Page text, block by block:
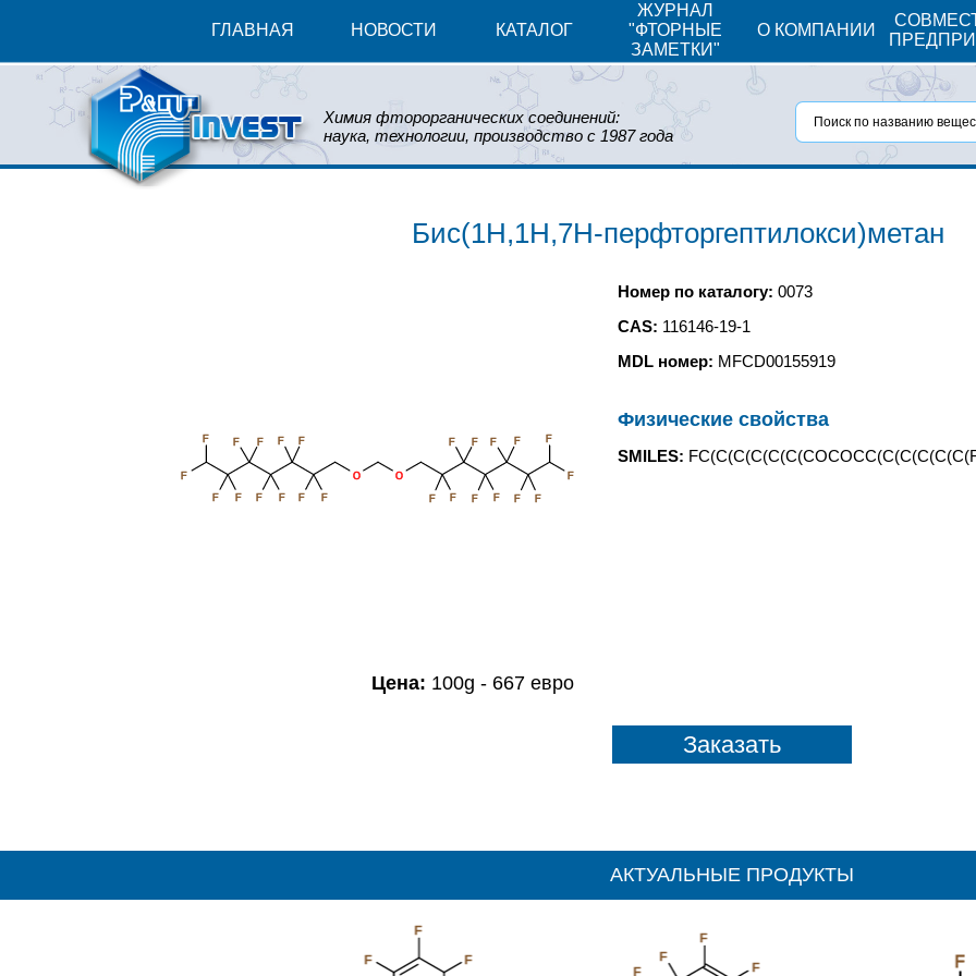
ГЛАВНАЯ НОВОСТИ КАТАЛОГ
ЖУРНАЛ
"ФТОРНЫЕ
ЗАМЕТКИ"
О КОМПАНИИ
Химия фторорганических соединений:
наука, технологии, производство с 1987 года
Бис(1Н,1Н,7Н-перфторгептилокси)метан
O O
F
F
F
F
F F
F
F
F
F
F
F
F
F F F F F
F
F
F F
F F
Цена: 100g - 667 евро
Номер по каталогу: 0073
CAS: 116146-19-1
MDL номер: MFCD00155919
Физические свойства
SMILES:
Заказать
АКТУАЛЬНЫЕ ПРОДУКТЫ
F